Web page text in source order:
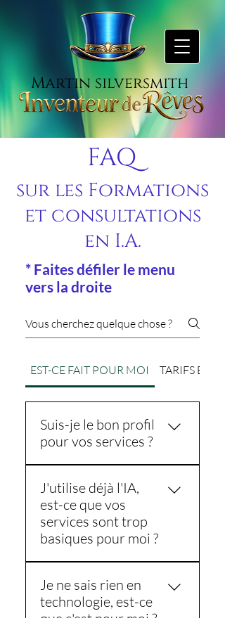
Martin silversmith
FAQ
sur les Formations
et consultations
en I.A.
* Faites défiler le menu
vers la droite
EST-CE FAIT POUR MOI TARIFS ET
Suis-je le bon profil
pour vos services ?
avec trois types de créatifs : -
Les PME créatives qui
souhaitent rester
compétitives grâce à l'IA. - Les
technologies. - Les
professionnels qui veulent
J'utilise déjà l'IA,
est-ce que vos
services sont trop
basiques pour moi ?
déjà ChatGPT ou d'autres
outils IA, je vous aide à passer
au niveau supérieur :
Je ne sais rien en
technologie, est-ce
que c'est pour moi ?